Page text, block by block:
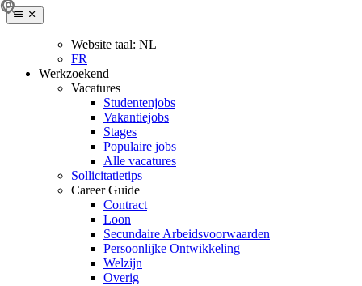
Website taal: NL
FR
Werkzoekend
Vacatures
Studentenjobs
Vakantiejobs
Stages
Populaire jobs
Alle vacatures
Sollicitatietips
Career Guide
Contract
Loon
Secundaire Arbeidsvoorwaarden
Persoonlijke Ontwikkeling
Welzijn
Overig